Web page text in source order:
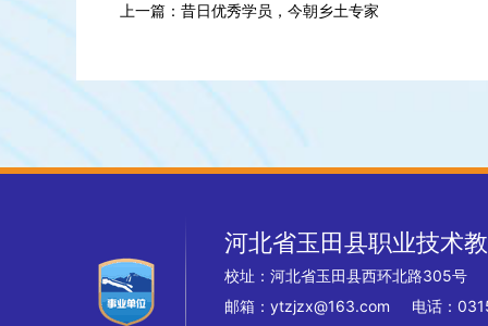
上一篇：昔日优秀学员，今朝乡土专家
河北省玉田县职业技术
校址：河北省玉田县西环北路305号
邮箱：ytzjzx@163.com 电话：